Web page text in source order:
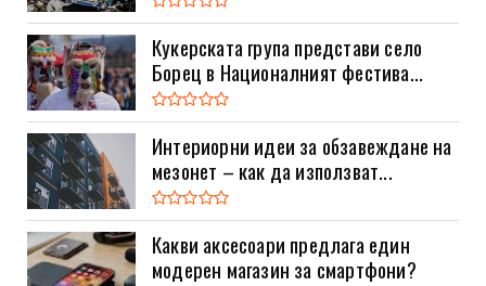
Кукерската група представи село
Борец в Националният фестива...
Интериорни идеи за обзавеждане на
мезонет – как да използват...
Какви аксесоари предлага един
модерен магазин за смартфони?